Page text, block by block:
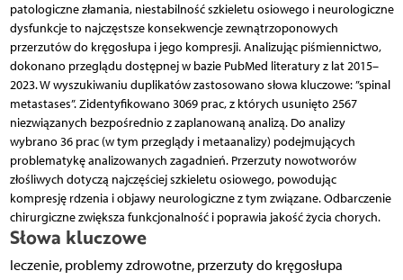
patologiczne złamania, niestabilność szkieletu osiowego i neurologiczne
dysfunkcje to najczęstsze konsekwencje zewnątrzoponowych
przerzutów do kręgosłupa i jego kompresji. Analizując piśmiennictwo,
dokonano przeglądu dostępnej w bazie PubMed literatury z lat 2015–
2023. W wyszukiwaniu duplikatów zastosowano słowa kluczowe: ”spinal
metastases”. Zidentyfikowano 3069 prac, z których usunięto 2567
niezwiązanych bezpośrednio z zaplanowaną analizą. Do analizy
wybrano 36 prac (w tym przeglądy i metaanalizy) podejmujących
problematykę analizowanych zagadnień. Przerzuty nowotworów
złośliwych dotyczą najczęściej szkieletu osiowego, powodując
kompresję rdzenia i objawy neurologiczne z tym związane. Odbarczenie
chirurgiczne zwiększa funkcjonalność i poprawia jakość życia chorych.
Słowa kluczowe
leczenie, problemy zdrowotne, przerzuty do kręgosłupa